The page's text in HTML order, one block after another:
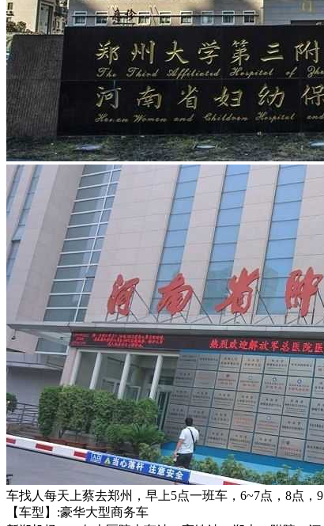
车找人每天上蔡去郑州，早上5点一班车，6~7点，8点，
【车型】:豪华大型商务车